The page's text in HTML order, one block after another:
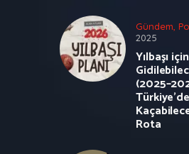
Gündem,
2025
Yılbaşı
Rota